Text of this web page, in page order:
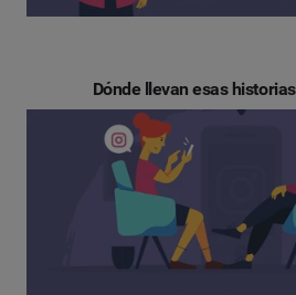
Dónde llevan esas